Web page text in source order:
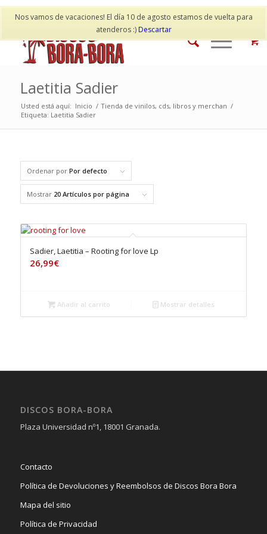
Nos vamos de vacaciones! El día 10 de agosto estamos de vuelta para
atenderos :)Descartar
Mi cuenta Contacto
Laetitia Sadier
Usted está aquí: Inicio / Tienda de vinilos, cds, libros y merchan /
Etiqueta: Laetitia Sadier
Ordenar por Por defecto
Mostrar 20 Artículos por página
Sadier, Laetitia – Rooting for love Lp
26,99€
Añadir al carrito Mostrar detalles
DISCOS BORA-BORA
Plaza Universidad nº1, 18001 Granada.
Contacto
Política de Devoluciones y Reembolsos de Discos Bora Bora
Mapa del sitio
Política de Privacidad